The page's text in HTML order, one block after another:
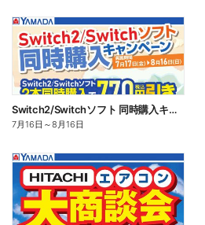
Switch2/Switchソフト 同時購入キャンペーン
7月16日 ～8月16日